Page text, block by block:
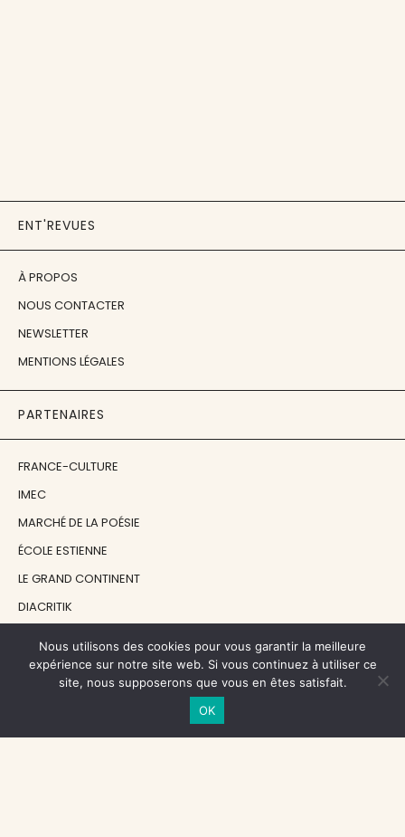
ENT'REVUES
À PROPOS
NOUS CONTACTER
NEWSLETTER
MENTIONS LÉGALES
PARTENAIRES
FRANCE-CULTURE
IMEC
MARCHÉ DE LA POÉSIE
ÉCOLE ESTIENNE
LE GRAND CONTINENT
DIACRITIK
NOS SOUTIENS
CENTRE NATIONAL DU LIVRE
Nous utilisons des cookies pour vous garantir la meilleure
expérience sur notre site web. Si vous continuez à utiliser ce
site, nous supposerons que vous en êtes satisfait.
OK